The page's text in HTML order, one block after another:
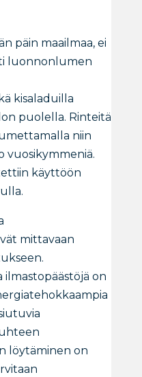
päin maailmaa, ei
luonnonlumen
kisaladuilla
puolella. Rinteitä
niin
vuosikymmeniä.
käyttöön
mittavaan
on
löytäminen on